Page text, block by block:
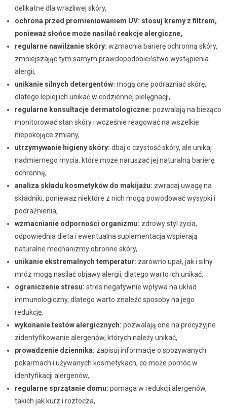
delikatne dla wrażliwej skóry,
ochrona przed promieniowaniem UV: stosuj kremy z filtrem,
ponieważ słońce może nasilać reakcje alergiczne,
regularne nawilżanie skóry: wzmacnia barierę ochronną skóry,
zmniejszając tym samym prawdopodobieństwo wystąpienia
alergii,
unikanie silnych detergentów: mogą one podrażniać skórę,
dlatego lepiej ich unikać w codziennej pielęgnacji,
regularne konsultacje dermatologiczne: pozwalają na bieżąco
monitorować stan skóry i wcześnie reagować na wszelkie
niepokojące zmiany,
utrzymywanie higieny skóry: dbaj o czystość skóry, ale unikaj
nadmiernego mycia, które może naruszać jej naturalną barierę
ochronną,
analiza składu kosmetyków do makijażu: zwracaj uwagę na
składniki, ponieważ niektóre z nich mogą powodować wysypki i
podrażnienia,
wzmacnianie odporności organizmu: zdrowy styl życia,
odpowiednia dieta i ewentualna suplementacja wspierają
naturalne mechanizmy obronne skóry,
unikanie ekstremalnych temperatur: zarówno upał, jak i silny
mróz mogą nasilać objawy alergii, dlatego warto ich unikać,
ograniczenie stresu: stres negatywnie wpływa na układ
immunologiczny, dlatego warto znaleźć sposoby na jego
redukcję,
wykonanie testów alergicznych: pozwalają one na precyzyjne
zidentyfikowanie alergenów, których należy unikać,
prowadzenie dziennika: zapisuj informacje o spożywanych
pokarmach i używanych kosmetykach, co może pomóc w
identyfikacji alergenów,
regularne sprzątanie domu: pomaga w redukcji alergenów,
takich jak kurz i roztocza,